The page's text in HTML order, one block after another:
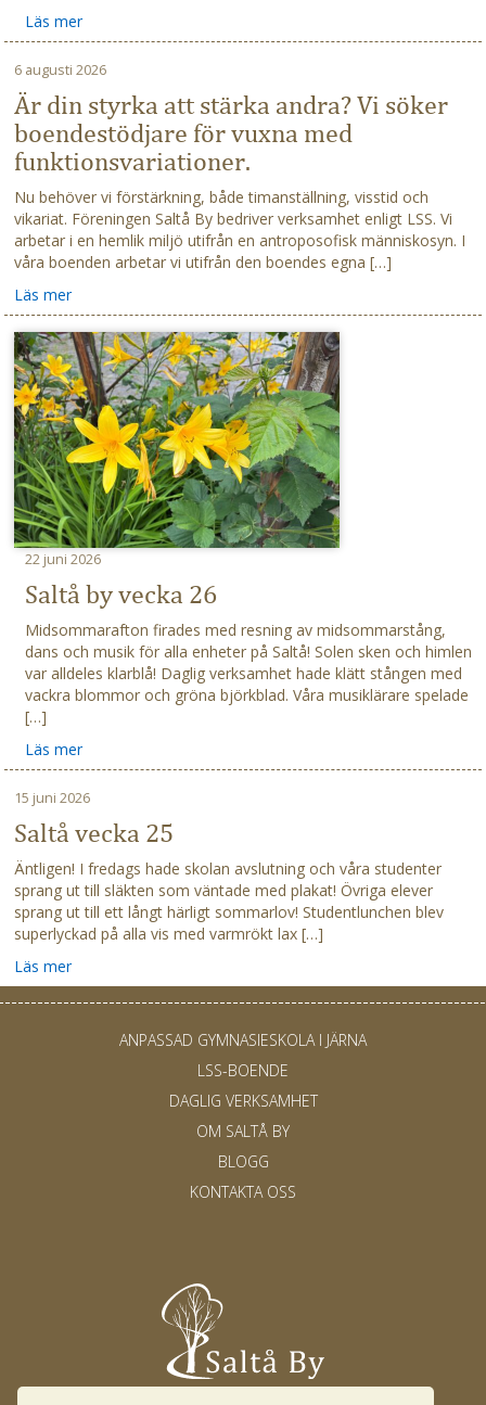
Läs mer
6 augusti 2026
Är din styrka att stärka andra? Vi söker
boendestödjare för vuxna med
funktionsvariationer.
Nu behöver vi förstärkning, både timanställning, visstid och
vikariat. Föreningen Saltå By bedriver verksamhet enligt LSS. Vi
arbetar i en hemlik miljö utifrån en antroposofisk människosyn. I
våra boenden arbetar vi utifrån den boendes egna […]
Läs mer
22 juni 2026
Saltå by vecka 26
Midsommarafton firades med resning av midsommarstång,
dans och musik för alla enheter på Saltå! Solen sken och himlen
var alldeles klarblå! Daglig verksamhet hade klätt stången med
vackra blommor och gröna björkblad. Våra musiklärare spelade
[…]
Läs mer
15 juni 2026
Saltå vecka 25
Äntligen! I fredags hade skolan avslutning och våra studenter
sprang ut till släkten som väntade med plakat! Övriga elever
sprang ut till ett långt härligt sommarlov! Studentlunchen blev
superlyckad på alla vis med varmrökt lax […]
Läs mer
ANPASSAD GYMNASIESKOLA I JÄRNA
LSS-BOENDE
DAGLIG VERKSAMHET
OM SALTÅ BY
BLOGG
KONTAKTA OSS